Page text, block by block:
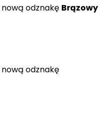
nową odznakę Brązowy
nową odznakę